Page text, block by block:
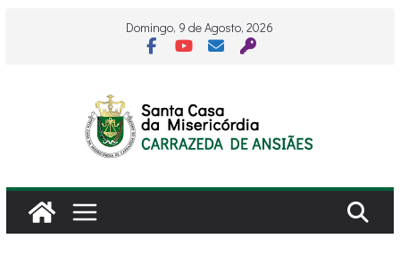
Domingo, 9 de Agosto, 2026